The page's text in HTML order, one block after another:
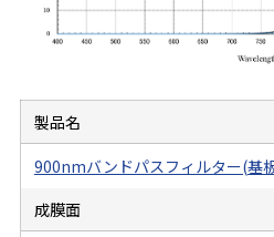
製品名
900nmバンドパスフィルター(基
成膜面